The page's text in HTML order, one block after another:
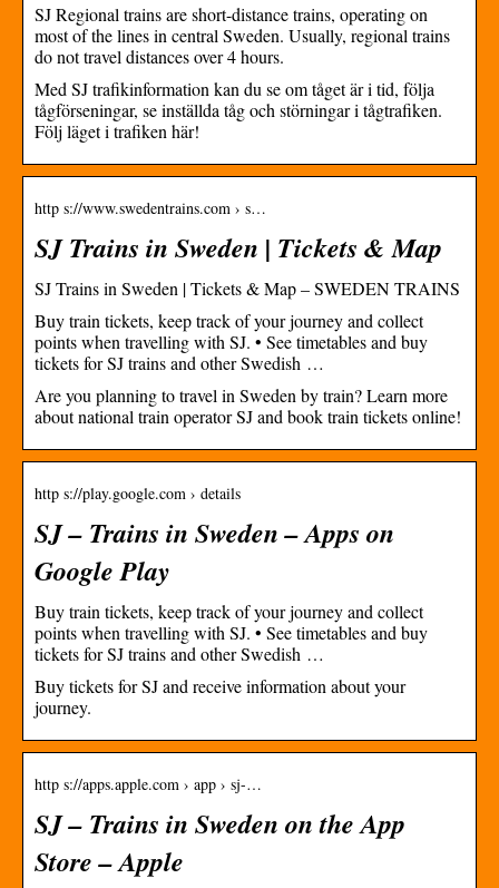
SJ Regional trains are short-distance trains, operating on
most of the lines in central Sweden. Usually, regional trains
do not travel distances over 4 hours.
Med SJ trafikinformation kan du se om tåget är i tid, följa
tågförseningar, se inställda tåg och störningar i tågtrafiken.
Följ läget i trafiken här!
http s://www.swedentrains.com › s…
SJ Trains in Sweden | Tickets & Map
SJ Trains in Sweden | Tickets & Map – SWEDEN TRAINS
Buy train tickets, keep track of your journey and collect
points when travelling with SJ. • See timetables and buy
tickets for SJ trains and other Swedish …
Are you planning to travel in Sweden by train? Learn more
about national train operator SJ and book train tickets online!
http s://play.google.com › details
SJ – Trains in Sweden – Apps on
Google Play
Buy train tickets, keep track of your journey and collect
points when travelling with SJ. • See timetables and buy
tickets for SJ trains and other Swedish …
Buy tickets for SJ and receive information about your
journey.
http s://apps.apple.com › app › sj-…
SJ – Trains in Sweden on the App
Store – Apple